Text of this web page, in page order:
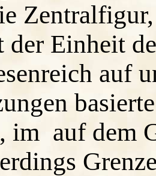
der Einheit
auf
im auf dem